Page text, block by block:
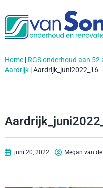
Home | RGS onderhoud aan
Aardrijk |Aardrijk_juni2022_16
juni 20, 2022 Megan van